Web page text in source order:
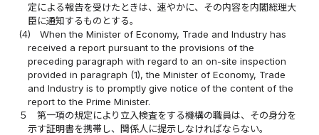
定による報告を受けたときは、速やかに、その内容を内閣総理大
臣に通知するものとする。
(4)
When the Minister of Economy, Trade and Industry has
received a report pursuant to the provisions of the
preceding paragraph with regard to an on-site inspection
provided in paragraph (1), the Minister of Economy, Trade
and Industry is to promptly give notice of the content of the
report to the Prime Minister.
５
第一項の規定により立入検査をする機構の職員は、その身分を
示す証明書を携帯し、関係人に提示しなければならない。